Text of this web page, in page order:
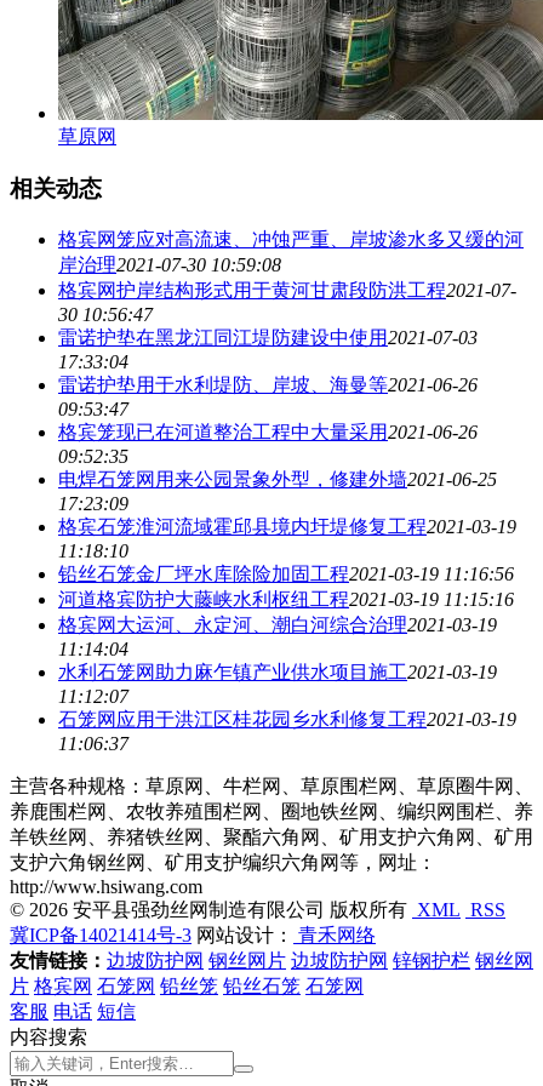
草原网
相关动态
格宾网笼应对高流速、冲蚀严重、岸坡渗水多又缓的河
岸治理2021-07-30 10:59:08
格宾网护岸结构形式用于黄河甘肃段防洪工程2021-07-
30 10:56:47
雷诺护垫在黑龙江同江堤防建设中使用2021-07-03
17:33:04
雷诺护垫用于水利堤防、岸坡、海曼等2021-06-26
09:53:47
格宾笼现已在河道整治工程中大量采用2021-06-26
09:52:35
电焊石笼网用来公园景象外型，修建外墙2021-06-25
17:23:09
格宾石笼淮河流域霍邱县境内圩堤修复工程2021-03-19
11:18:10
铅丝石笼金厂坪水库除险加固工程2021-03-19 11:16:56
河道格宾防护大藤峡水利枢纽工程2021-03-19 11:15:16
格宾网大运河、永定河、潮白河综合治理2021-03-19
11:14:04
水利石笼网助力麻乍镇产业供水项目施工2021-03-19
11:12:07
石笼网应用于洪江区桂花园乡水利修复工程2021-03-19
11:06:37
主营各种规格：草原网、牛栏网、草原围栏网、草原圈牛网、
养鹿围栏网、农牧养殖围栏网、圈地铁丝网、编织网围栏、养
羊铁丝网、养猪铁丝网、聚酯六角网、矿用支护六角网、矿用
支护六角钢丝网、矿用支护编织六角网等，网址：
http://www.hsiwang.com
© 2026 安平县强劲丝网制造有限公司 版权所有 XML RSS
冀ICP备14021414号-3 网站设计：
青禾网络
友情链接： 边坡防护网 钢丝网片 边坡防护网 锌钢护栏 钢丝网
片 格宾网 石笼网 铅丝笼 铅丝石笼 石笼网
客服 电话 短信
内容搜索